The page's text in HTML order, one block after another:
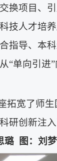
换项目、
技人才培
指导、本
“单向引进”
拓宽了师
研创新注入
璐 图： 刘